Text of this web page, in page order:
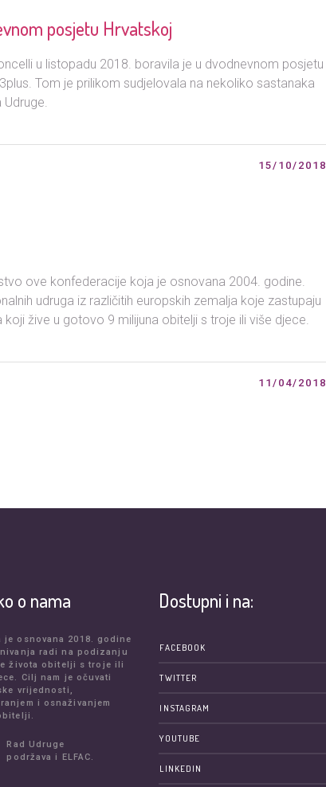
posjetu Hrvatskoj
u listopadu 2018. boravila je u dvodnevnom posjetu
Tom je prilikom sudjelovala na nekoliko sastanaka
15/10/2018
ove konfederacije koja je osnovana 2004. godine.
udruga iz različitih europskih zemalja koje zastupaju
žive u gotovo 9 milijuna obitelji s troje ili više djece.
11/04/2018
o nama
je osnovana 2018. godine
radi na podizanju
života obitelji s troje ili
Cilj nam je očuvati
vrijednosti,
i osnaživanjem
Rad Udruge
podržava i ELFAC.
Dostupni i na:
FACEBOOK
TWITTER
INSTAGRAM
YOUTUBE
LINKEDIN